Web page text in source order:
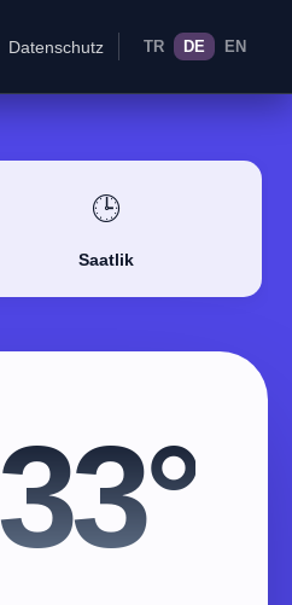
Datenschutz TR DE EN
🕒
Saatlik
33°